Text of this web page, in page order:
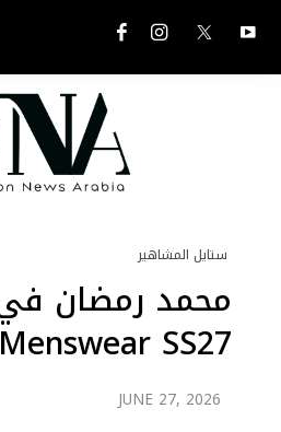
ستايل المشاهير
Menswear SS27
JUNE 27, 2026